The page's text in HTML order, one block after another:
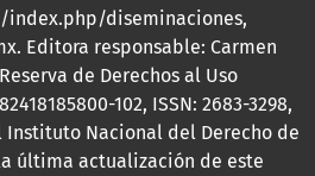
diseminaciones,
Editora responsable: Carmen
de Derechos al Uso
102, ISSN: 2683-3298,
Instituto Nacional del Derecho de
última actualización de este